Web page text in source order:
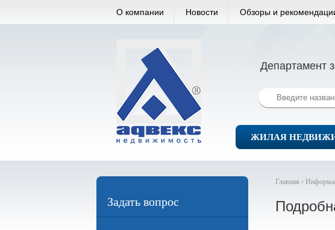
О компании Новости Обзоры и
Департамент
ЖИЛАЯ
Главная ›
Задать вопрос